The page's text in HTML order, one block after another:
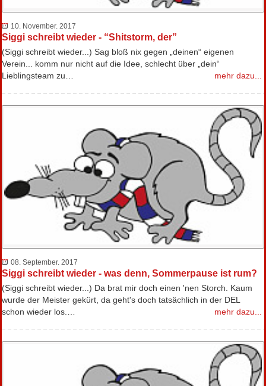
10. November. 2017
Siggi schreibt wieder - “Shitstorm, der”
(Siggi schreibt wieder...) Sag bloß nix gegen „deinen“ eigenen
Verein... komm nur nicht auf die Idee, schlecht über „dein“
Lieblingsteam zu…
mehr dazu...
08. September. 2017
Siggi schreibt wieder - was denn, Sommerpause ist rum?
(Siggi schreibt wieder...) Da brat mir doch einen 'nen Storch. Kaum
wurde der Meister gekürt, da geht's doch tatsächlich in der DEL
schon wieder los.…
mehr dazu...